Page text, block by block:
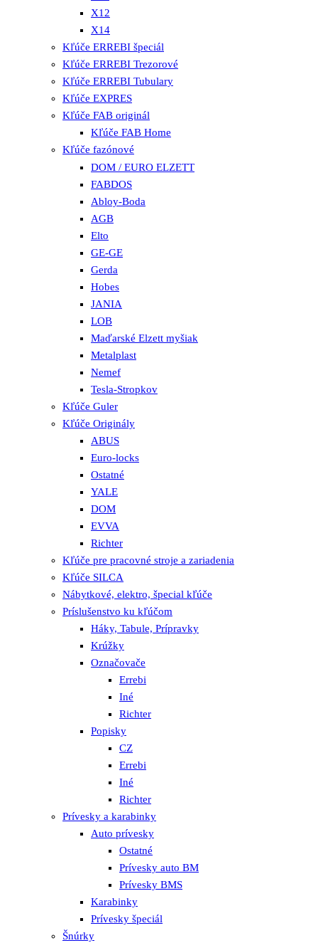
X12
X14
Kľúče ERREBI špeciál
Kľúče ERREBI Trezorové
Kľúče ERREBI Tubulary
Kľúče EXPRES
Kľúče FAB originál
Kľúče FAB Home
Kľúče fazónové
DOM / EURO ELZETT
FABDOS
Abloy-Boda
AGB
Elto
GE-GE
Gerda
Hobes
JANIA
LOB
Maďarské Elzett myšiak
Metalplast
Nemef
Tesla-Stropkov
Kľúče Guler
Kľúče Originály
ABUS
Euro-locks
Ostatné
YALE
DOM
EVVA
Richter
Kľúče pre pracovné stroje a zariadenia
Kľúče SILCA
Nábytkové, elektro, špecial kľúče
Príslušenstvo ku kľúčom
Háky, Tabule, Prípravky
Krúžky
Označovače
Errebi
Iné
Richter
Popisky
CZ
Errebi
Iné
Richter
Prívesky a karabinky
Auto prívesky
Ostatné
Prívesky auto BM
Prívesky BMS
Karabinky
Prívesky špeciál
Šnúrky